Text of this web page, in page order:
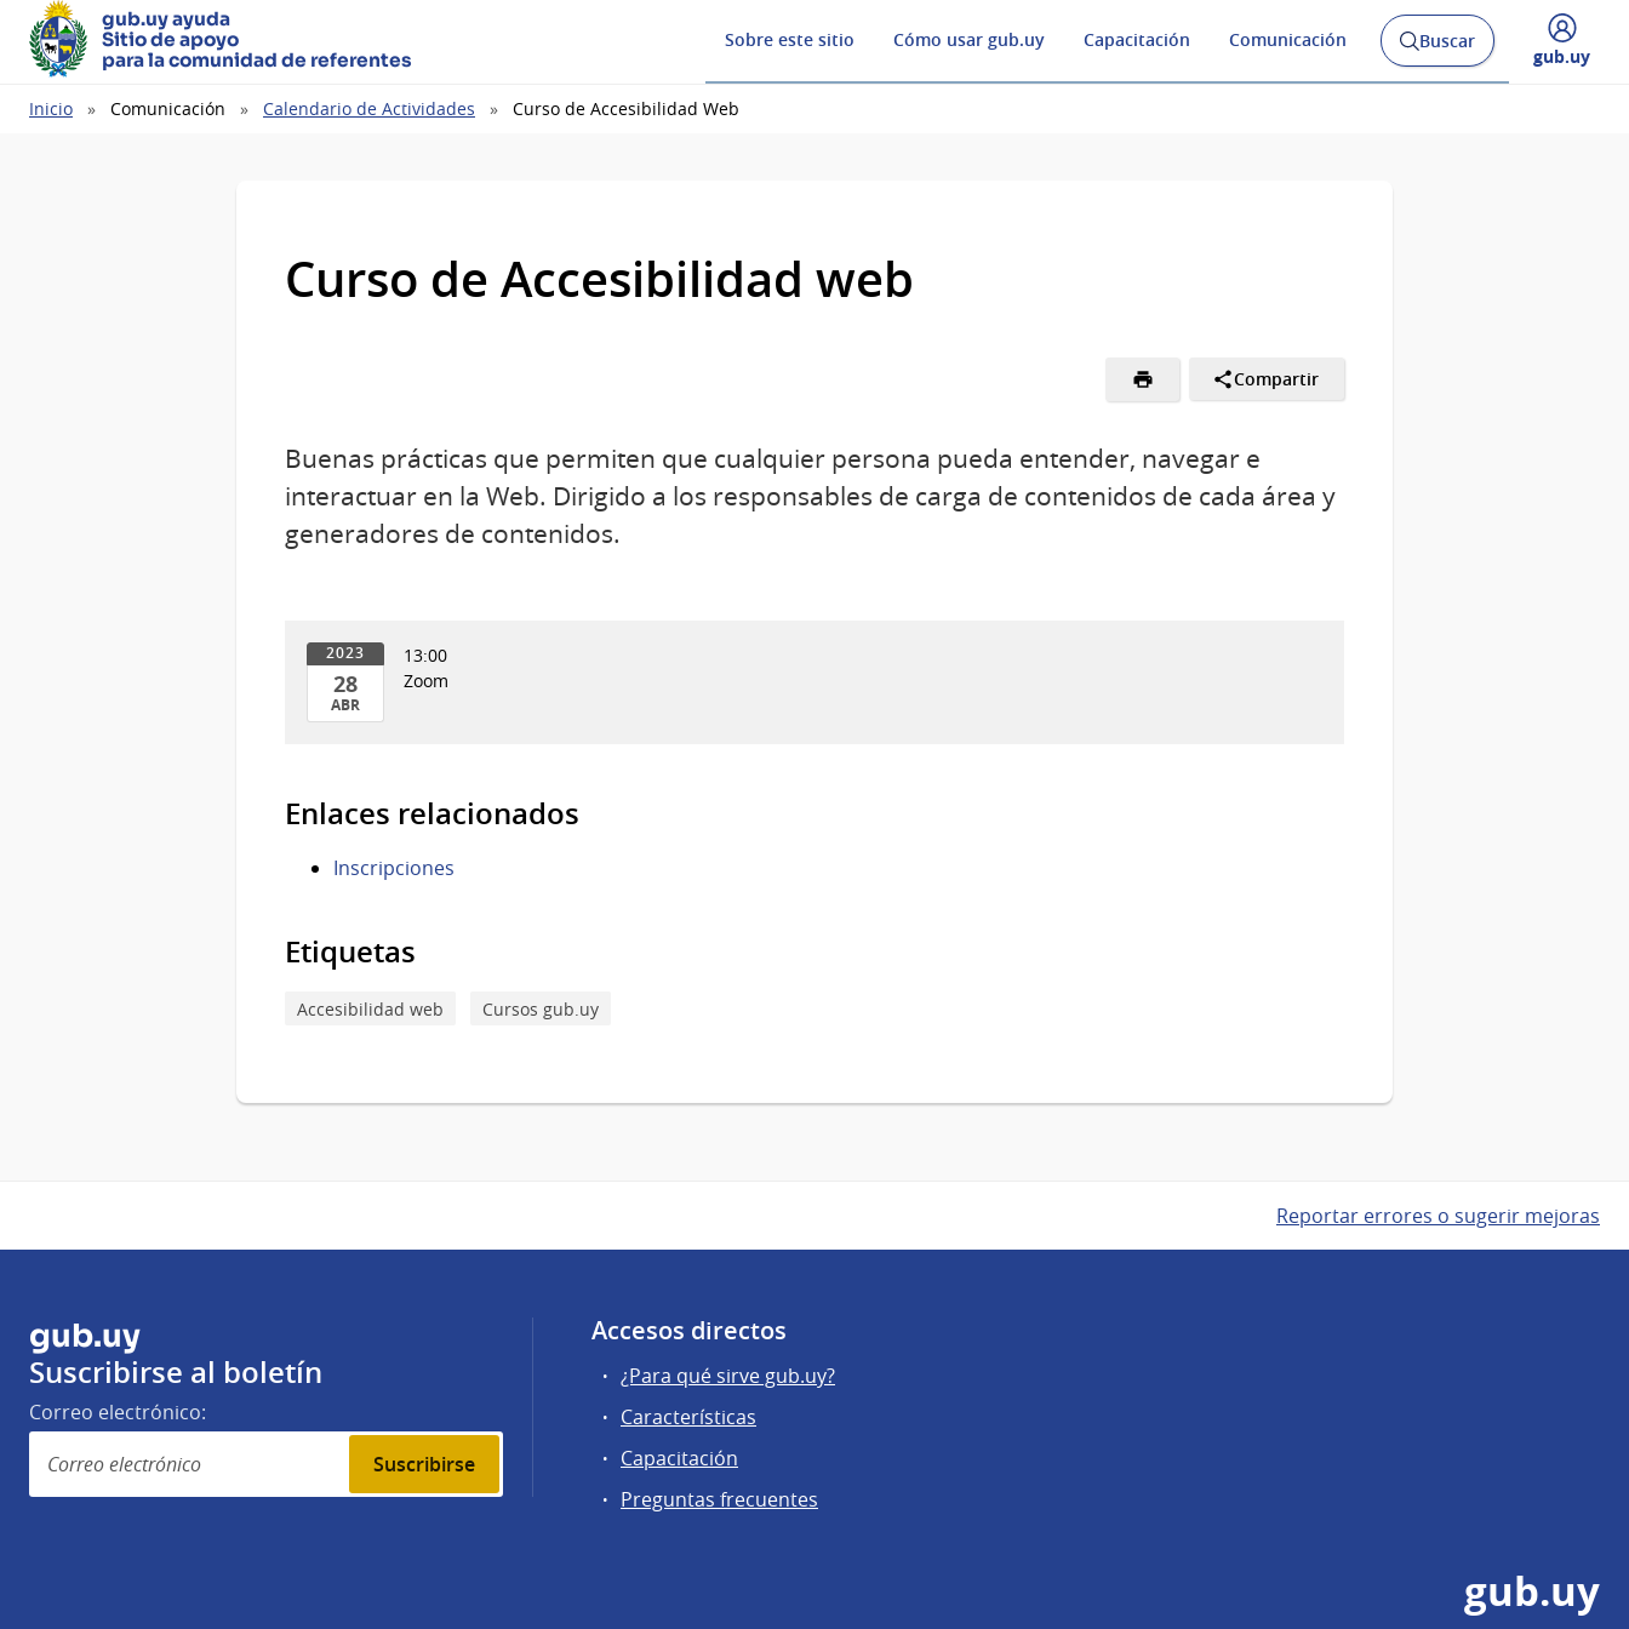
gub.uy ayuda
Sitio de apoyo
para la comunidad de referentes
Sobre este sitio Cómo usar gub.uy Capacitación Comunicación
Abrir
buscador
Buscar
Desplegar
gub.uy
Ruta
Inicio Comunicación Calendario de Actividades Curso de Accesibilidad Web
Curso de Accesibilidad web
Compartir
Buenas prácticas que permiten que cualquier persona pueda entender, navegar e
interactuar en la Web. Dirigido a los responsables de carga de contenidos de cada área y
generadores de contenidos.
2023
28
ABR
del
13:00
Zoom
Enlaces relacionados
Inscripciones
Etiquetas
Accesibilidad web Cursos gub.uy
Reportar errores o sugerir mejoras
gub.uy
Suscribirse al boletín
Correo electrónico:
Suscribirse
Accesos directos
¿Para qué sirve gub.uy?
Características
Capacitación
Preguntas frecuentes
gub.uy